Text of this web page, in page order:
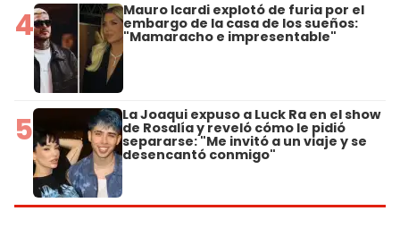
4 Mauro Icardi explotó de furia por el
embargo de la casa de los sueños:
"Mamaracho e impresentable"
5 La Joaqui expuso a Luck Ra en el show
de Rosalía y reveló cómo le pidió
separarse: "Me invitó a un viaje y se
desencantó conmigo"